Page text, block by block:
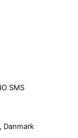
SMS
Danmark